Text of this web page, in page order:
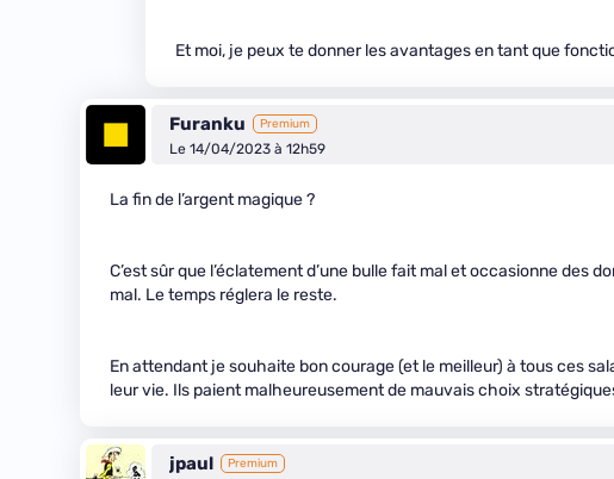
Et moi, je peux te donner les avantages en tant que
Furanku Premium
Le 14/04/2023 à 12h59
La fin de l’argent magique ?
C’est sûr que l’éclatement d’une bulle fait mal et occasionne des
mal. Le temps réglera le reste.
En attendant je souhaite bon courage (et le meilleur) à tous ces
leur vie. Ils paient malheureusement de mauvais choix
jpaul Premium